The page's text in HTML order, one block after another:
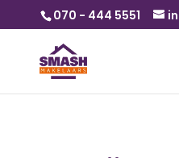
070 - 444 5551